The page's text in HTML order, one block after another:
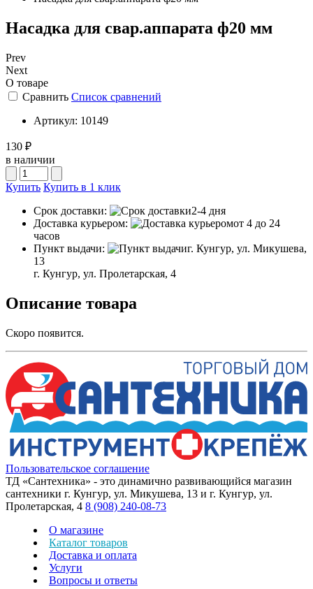
Насадка для свар.аппарата ф20 мм
Prev
Next
О товаре
Сравнить Список сравнений
Артикул: 10149
130 ₽
в наличии
Купить Купить в 1 клик
Срок доставки:
2-4 дня
Доставка курьером:
от 4 до 24
часов
Пункт выдачи:
г. Кунгур, ул. Микушева,
13
г. Кунгур, ул. Пролетарская, 4
Описание товара
Скоро появится.
Пользовательское соглашение
ТД «Сантехника» - это динамично развивающийся магазин
сантехники г. Кунгур, ул. Микушева, 13 и г. Кунгур, ул.
Пролетарская, 4 8 (908) 240-08-73
О магазине
Каталог товаров
Доставка и оплата
Услуги
Вопросы и ответы